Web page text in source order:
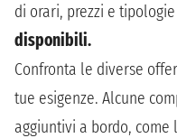
di orari, prezzi e
disponibili.
Confronta le diverse
tue esigenze. Alcune
aggiuntivi a bordo,